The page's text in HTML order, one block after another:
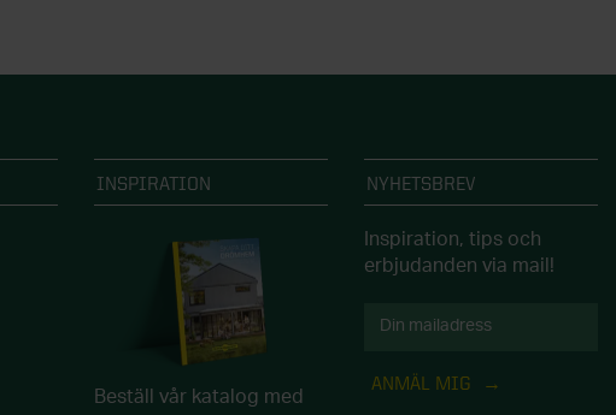
INSPIRATION
Beställ vår katalog med
NYHETSBREV
Inspiration, tips och
erbjudanden via mail!
ANMÄL MIG